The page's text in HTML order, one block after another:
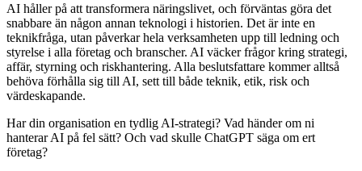
AI håller på att transformera näringslivet, och förväntas göra det
snabbare än någon annan teknologi i historien. Det är inte en
teknikfråga, utan påverkar hela verksamheten upp till ledning och
styrelse i alla företag och branscher. AI väcker frågor kring strategi,
affär, styrning och riskhantering. Alla beslutsfattare kommer alltså
behöva förhålla sig till AI, sett till både teknik, etik, risk och
värdeskapande.
Har din organisation en tydlig AI-strategi? Vad händer om ni
hanterar AI på fel sätt? Och vad skulle ChatGPT säga om ert
företag?